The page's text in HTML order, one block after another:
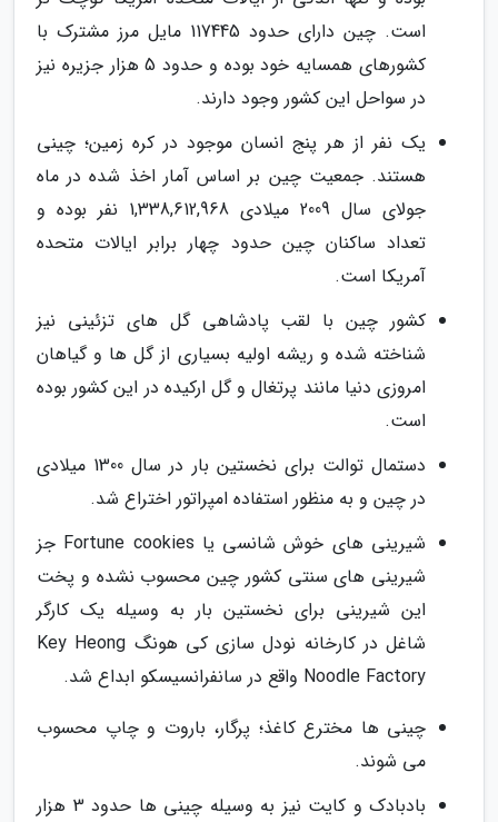
است. چین دارای حدود 117445 مایل مرز مشترک با
کشورهای همسایه خود بوده و حدود 5 هزار جزیره نیز
در سواحل این کشور وجود دارند.
یک نفر از هر پنج انسان موجود در کره زمین؛ چینی
هستند. جمعیت چین بر اساس آمار اخذ شده در ماه
جولای سال 2009 میلادی 1,338,612,968 نفر بوده و
تعداد ساکنان چین حدود چهار برابر ایالات متحده
آمریکا است.
کشور چین با لقب پادشاهی گل های تزئینی نیز
شناخته شده و ریشه اولیه بسیاری از گل ها و گیاهان
امروزی دنیا مانند پرتغال و گل ارکیده در این کشور بوده
است.
دستمال توالت برای نخستین بار در سال 1300 میلادی
در چین و به منظور استفاده امپراتور اختراع شد.
شیرینی های خوش شانسی یا Fortune cookies جز
شیرینی های سنتی کشور چین محسوب نشده و پخت
این شیرینی برای نخستین بار به وسیله یک کارگر
شاغل در کارخانه نودل سازی کی هونگ Key Heong
Noodle Factory واقع در سانفرانسیسکو ابداع شد.
چینی ها مخترع کاغذ؛ پرگار، باروت و چاپ محسوب
می شوند.
بادبادک و کایت نیز به وسیله چینی ها حدود 3 هزار